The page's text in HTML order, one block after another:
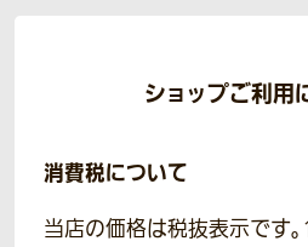
ショップご利用
消費税について
当店の価格は税抜表示です